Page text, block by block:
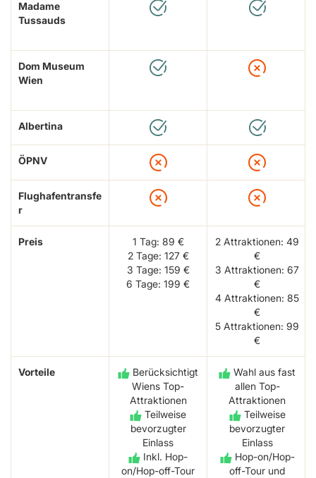
Madame
Tussauds
Dom Museum
Wien
Albertina
ÖPNV
Flughafentransfe
r
Preis
1 Tag: 89 €
2 Tage: 127 €
3 Tage: 159 €
6 Tage: 199 €
2 Attraktionen: 49
€
3 Attraktionen: 67
€
4 Attraktionen: 85
€
5 Attraktionen: 99
€
Vorteile
Berücksichtigt
Wiens Top-
Attraktionen
Teilweise
bevorzugter
Einlass
Inkl. Hop-
on/Hop-off-Tour
Wahl aus fast
allen Top-
Attraktionen
Teilweise
bevorzugter
Einlass
Hop-on/Hop-
off-Tour und